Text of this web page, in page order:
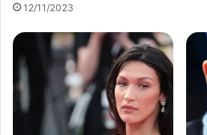
l
12/11/2023